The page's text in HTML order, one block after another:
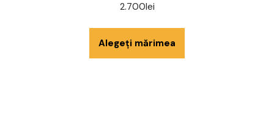
2.700lei
Alegeți mărimea